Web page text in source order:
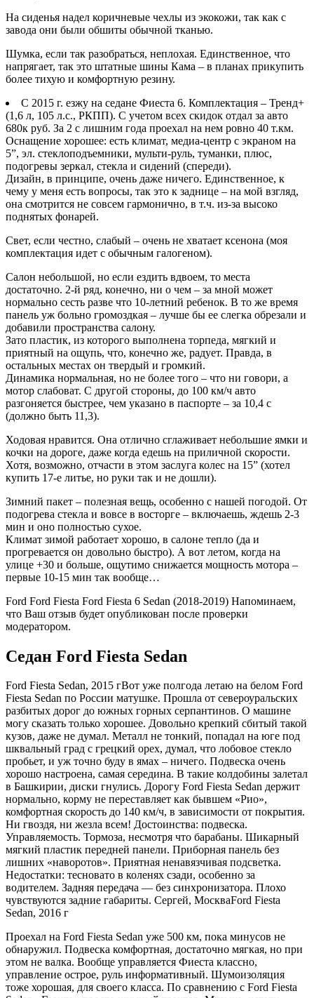
На сиденья надел коричневые чехлы из экокожи, так как с
завода они были обшиты обычной тканью.
Шумка, если так разобраться, неплохая. Единственное, что
напрягает, так это штатные шины Кама – в планах прикупить
более тихую и комфортную резину.
С 2015 г. езжу на седане Фиеста 6. Комплектация – Тренд+
(1,6 л, 105 л.с., РКПП). С учетом всех скидок отдал за авто
680к руб. За 2 с лишним года проехал на нем ровно 40 т.км.
Оснащение хорошее: есть климат, медиа-центр с экраном на
5”, эл. стеклоподъемники, мульти-руль, туманки, плюс,
подогревы зеркал, стекла и сидений (спереди).
Дизайн, в принципе, очень даже ничего. Единственное, к
чему у меня есть вопросы, так это к заднице – на мой взгляд,
она смотрится не совсем гармонично, в т.ч. из-за высоко
поднятых фонарей.
Свет, если честно, слабый – очень не хватает ксенона (моя
комплектация идет с обычным галогеном).
Салон небольшой, но если ездить вдвоем, то места
достаточно. 2-й ряд, конечно, ни о чем – за мной может
нормально сесть разве что 10-летний ребенок. В то же время
панель уж больно громоздкая – лучше бы ее слегка обрезали и
добавили пространства салону.
Зато пластик, из которого выполнена торпеда, мягкий и
приятный на ощупь, что, конечно же, радует. Правда, в
остальных местах он твердый и громкий.
Динамика нормальная, но не более того – что ни говори, а
мотор слабоват. С другой стороны, до 100 км/ч авто
разгоняется быстрее, чем указано в паспорте – за 10,4 с
(должно быть 11,3).
Ходовая нравится. Она отлично сглаживает небольшие ямки и
кочки на дороге, даже когда едешь на приличной скорости.
Хотя, возможно, отчасти в этом заслуга колес на 15” (хотел
купить 17-е литье, но руки так и не дошли).
Зимний пакет – полезная вещь, особенно с нашей погодой. От
подогрева стекла и вовсе в восторге – включаешь, ждешь 2-3
мин и оно полностью сухое.
Климат зимой работает хорошо, в салоне тепло (да и
прогревается он довольно быстро). А вот летом, когда на
улице +30 и больше, ощутимо снижается мощность мотора –
первые 10-15 мин так вообще…
Ford Ford Fiesta Ford Fiesta 6 Sedan (2018-2019) Напоминаем,
что Ваш отзыв будет опубликован после проверки
модератором.
Седан Ford Fiesta Sedan
Ford Fiesta Sedan, 2015 гВот уже полгода летаю на белом Ford
Fiesta Sedan по России матушке. Прошла от североуральских
разбитых дорог до южных горных серпантинов. О машине
могу сказать только хорошее. Довольно крепкий сбитый такой
кузов, даже не думал. Металл не тонкий, попадал на юге под
шквальный град с грецкий орех, думал, что лобовое стекло
пробьет, и уж точно буду в ямах – ничего. Подвеска очень
хорошо настроена, самая середина. В такие колдобины залетал
в Башкирии, диски гнулись. Дорогу Ford Fiesta Sedan держит
нормально, корму не переставляет как бывшем «Рио»,
комфортная скорость до 140 км/ч, в зависимости от покрытия.
Ни гвоздя, ни жезла всем! Достоинства: подвеска.
Управляемость. Тормоза, несмотря что барабаны. Шикарный
мягкий пластик передней панели. Приборная панель без
лишних «наворотов». Приятная ненавязчивая подсветка.
Недостатки: тесновато в коленях сзади, особенно за
водителем. Задняя передача — без синхронизатора. Плохо
чувствуются задние габариты. Сергей, МоскваFord Fiesta
Sedan, 2016 г
Проехал на Ford Fiesta Sedan уже 500 км, пока минусов не
обнаружил. Подвеска комфортная, достаточно мягкая, но при
этом не валка. Вообще управляется Фиеста классно,
управление острое, руль информативный. Шумоизоляция
тоже хорошая, для своего класса. По сравнению с Ford Fiesta